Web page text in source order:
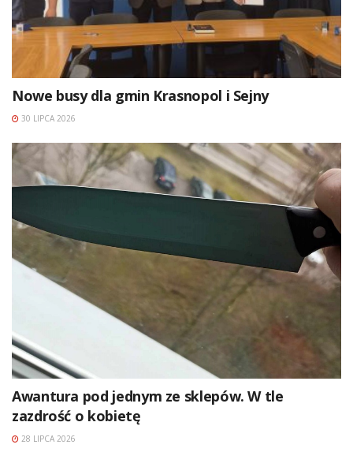
Nowe busy dla gmin Krasnopol i Sejny
30 LIPCA 2026
Awantura pod jednym ze sklepów. W tle
zazdrość o kobietę
28 LIPCA 2026